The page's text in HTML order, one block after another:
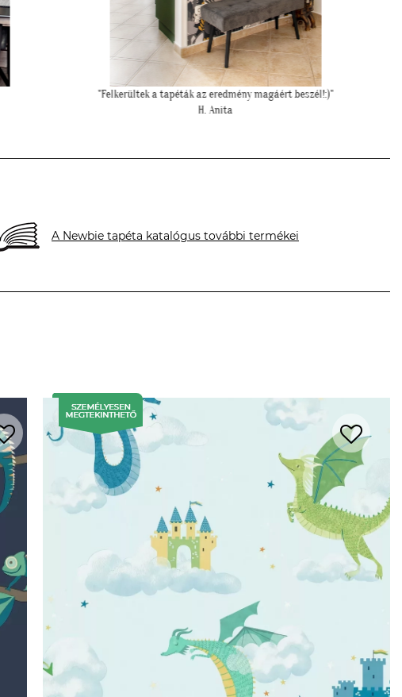
"Felkerültek a tapéták az eredmény magáért beszél!:)"
H. Anita
A Newbie tapéta katalógus további termékei